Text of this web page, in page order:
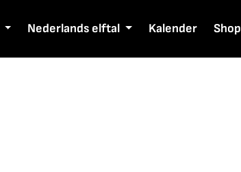
Nederlands elftal Kalender Shop